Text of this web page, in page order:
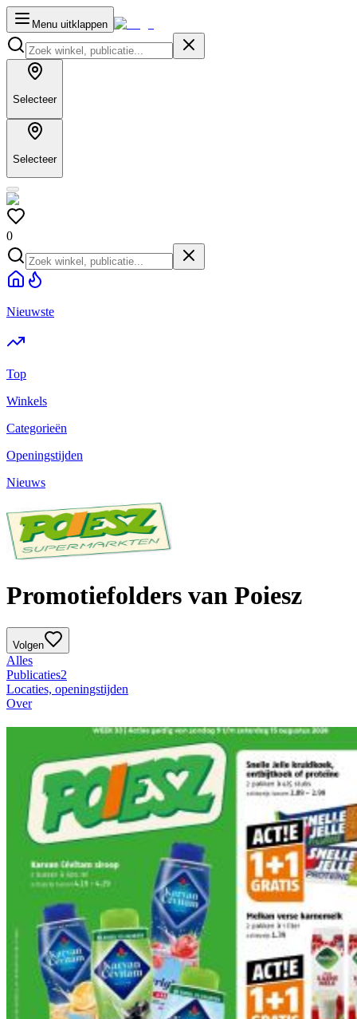
Menu uitklappen
Selecteer
Selecteer
0
Nieuwste
Top
Winkels
Categorieën
Openingstijden
Nieuws
Promotiefolders van Poiesz
Volgen
Alles
Publicaties2
Locaties, openingstijden
Over